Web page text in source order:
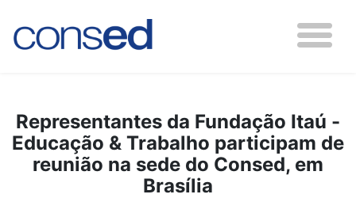
Representantes da Fundação Itaú -
Educação & Trabalho participam de
reunião na sede do Consed, em
Brasília